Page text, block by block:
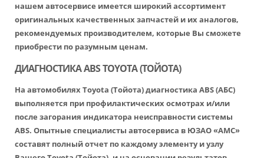
нашем автосервисе имеется широкий ассортимент
оригинальных качественных запчастей и их аналогов,
рекомендуемых производителем, которые Вы сможете
приобрести по разумным ценам.
ДИАГНОСТИКА ABS TOYOTA (ТОЙОТА)
На автомобилях Toyota (Тойота) диагностика ABS (АБС)
выполняется при профилактических осмотрах и/или
после загорания индикатора неисправности системы
ABS. Опытные специалисты автосервиса в ЮЗАО «АМС»
составят полный отчет по каждому элементу и узлу